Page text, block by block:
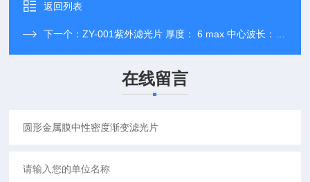
返回列表
下一个：ZY-001紫外滤光片 厚度： 6 max 中心波长：254.0
在线留言